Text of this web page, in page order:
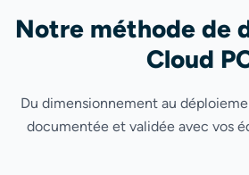
Notre méthode de
Cloud
Du dimensionnement au
documentée et validée avec vos